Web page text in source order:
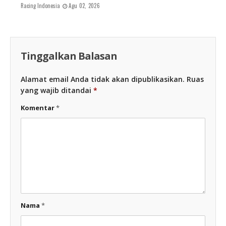
Racing Indonesia Agu 02, 2026
Tinggalkan Balasan
Alamat email Anda tidak akan dipublikasikan. Ruas
yang wajib ditandai *
Komentar*
Nama *